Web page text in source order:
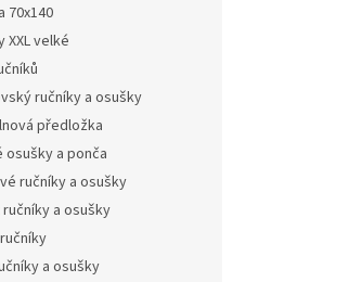
70x140
XXL velké
ručníky a osušky
předložka
osušky a ponča
ručníky a osušky
a osušky
a osušky